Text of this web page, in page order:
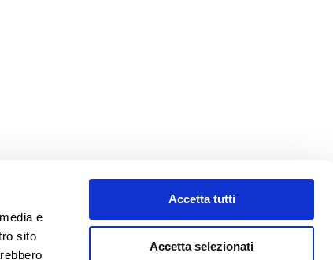
e
sito
Accetta tutti
Accetta selezionati
allegata la scansione del